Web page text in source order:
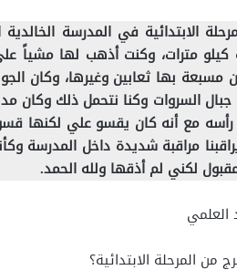
الابتدائية في المدرسة
كيلو مترات، وكنت أذهب لها مشياً
مسبعة بها ثعابين وغيرها، وكان
السروات وكنا نتحمل ذلك وكان
رأسه مع أنه كان يقسو علي لكنها
مراقبة شديدة داخل المدرسة
لكني لم أذقها ولله الحمد.
من المرحلة الابتدائية؟